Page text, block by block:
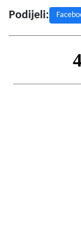
Podijeli: